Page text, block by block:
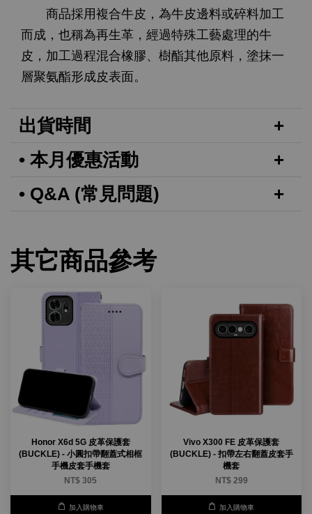
商品採用複合牛皮，為牛皮邊料或碎料加工
而成，也稱為再生革，經過特殊工藝處理的牛
皮，加工過程混合橡膠、樹酯其他原料，塗抹一
層聚氨酯形成皮表面。
出貨時間
• 本月優惠活動
• Q&A (常見問題)
其它商品參考
Honor X6d 5G 皮革保護套
(BUCKLE) - 小圓扣帶翻蓋式相框
手機皮套手機套
NT$ 305
加入購物車
Vivo X300 FE 皮革保護套
(BUCKLE) - 扣帶左右翻蓋皮套手
機套
NT$ 299
加入購物車